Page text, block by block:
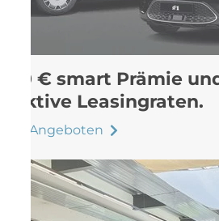
€ smart Prämie
Leasingraten.
den Angeboten